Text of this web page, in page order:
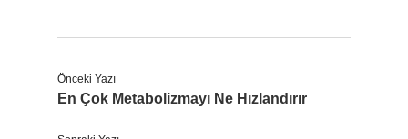
Önceki Yazı
En Çok Metabolizmayı Ne Hızlandırır